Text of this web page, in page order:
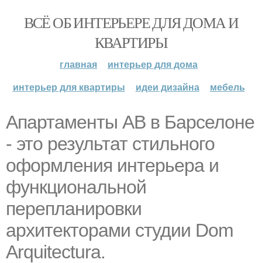
ВСЁ ОБ ИНТЕРЬЕРЕ ДЛЯ ДОМА И
КВАРТИРЫ
главная
интерьер для дома
интерьер для квартиры
идеи дизайна мебель
Апартаменты AB в Барселоне
- это результат стильного
оформления интерьера и
функциональной
перепланировки
архитекторами студии Dom
Arquitectura.